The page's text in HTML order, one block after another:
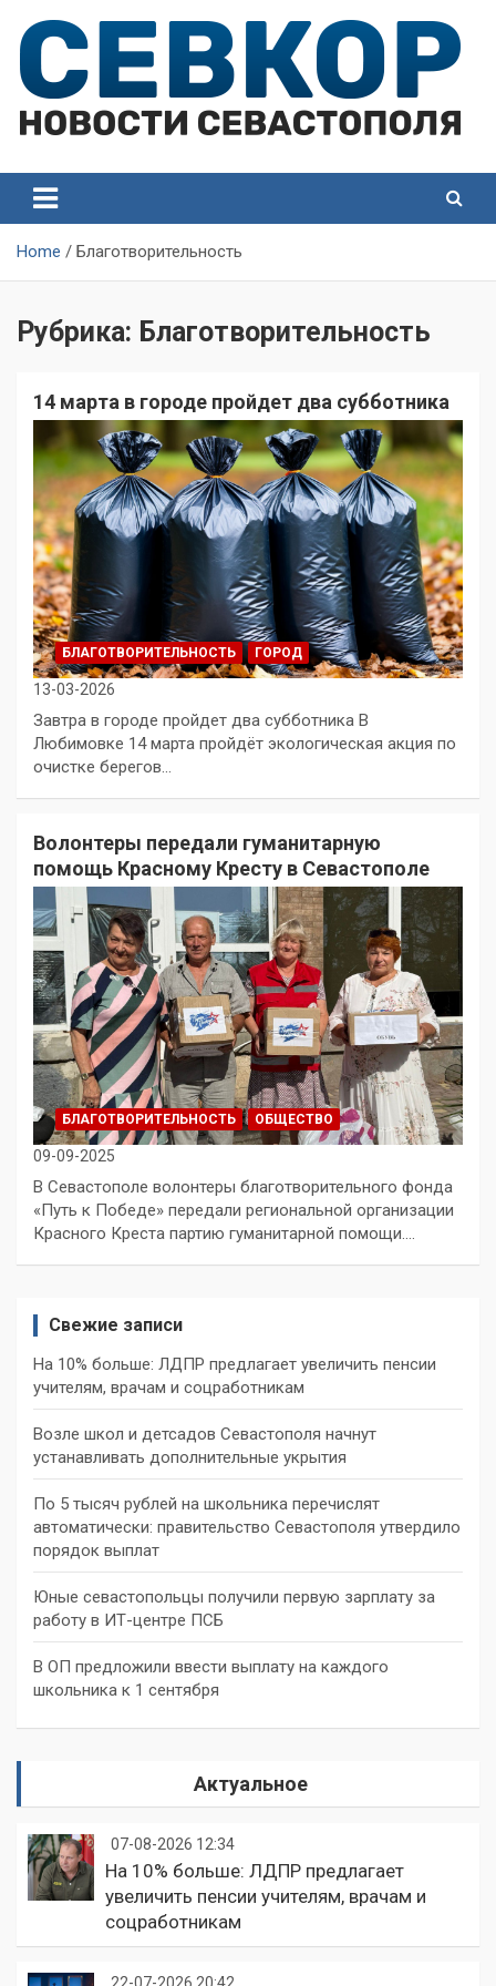
content
Севастополя
Севастополя
Home Благотворительность
Рубрика: Благотворительность
14 марта в городе пройдет два субботника
БЛАГОТВОРИТЕЛЬНОСТЬ ГОРОД
13-03-2026
Завтра в городе пройдет два субботника В
Любимовке 14 марта пройдёт экологическая акция по
очистке берегов…
Волонтеры передали гуманитарную
помощь Красному Кресту в Севастополе
БЛАГОТВОРИТЕЛЬНОСТЬ ОБЩЕСТВО
09-09-2025
В Севастополе волонтеры благотворительного фонда
«Путь к Победе» передали региональной организации
Красного Креста партию гуманитарной помощи.…
Свежие записи
На 10% больше: ЛДПР предлагает увеличить пенсии
учителям, врачам и соцработникам
Возле школ и детсадов Севастополя начнут
устанавливать дополнительные укрытия
По 5 тысяч рублей на школьника перечислят
автоматически: правительство Севастополя утвердило
порядок выплат
Юные севастопольцы получили первую зарплату за
работу в ИТ-центре ПСБ
В ОП предложили ввести выплату на каждого
школьника к 1 сентября
Актуальное
07-08-2026 12:34
На 10% больше: ЛДПР предлагает
увеличить пенсии учителям, врачам и
соцработникам
22-07-2026 20:42